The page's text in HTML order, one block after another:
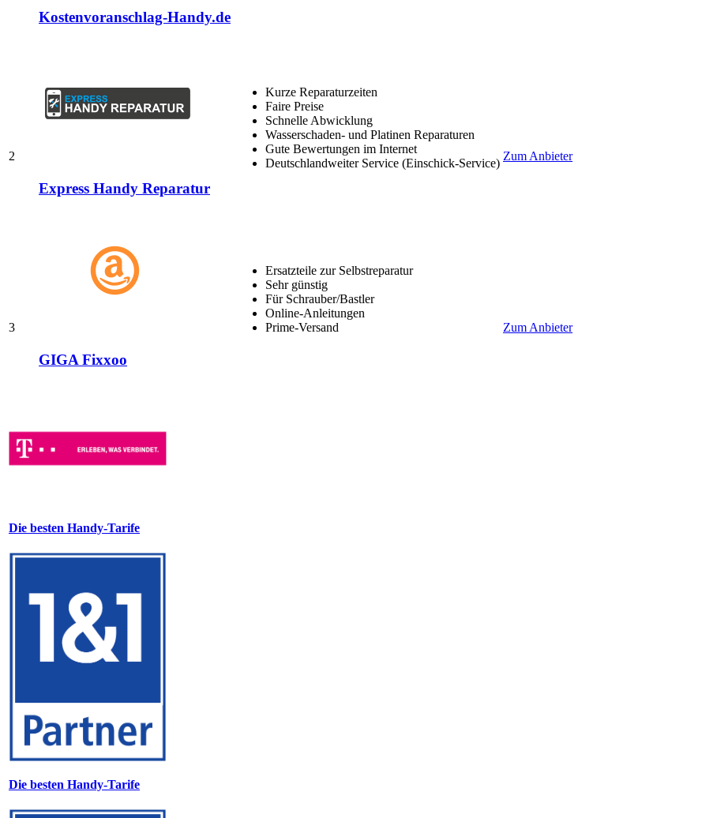
Kostenvoranschlag-Handy.de
2
Express Handy Reparatur
Kurze Reparaturzeiten
Faire Preise
Schnelle Abwicklung
Wasserschaden- und Platinen Reparaturen
Gute Bewertungen im Internet
Deutschlandweiter Service (Einschick-Service)
Zum Anbieter
3
GIGA Fixxoo
Ersatzteile zur Selbstreparatur
Sehr günstig
Für Schrauber/Bastler
Online-Anleitungen
Prime-Versand
Zum Anbieter
Die besten Handy-Tarife
Die besten Handy-Tarife